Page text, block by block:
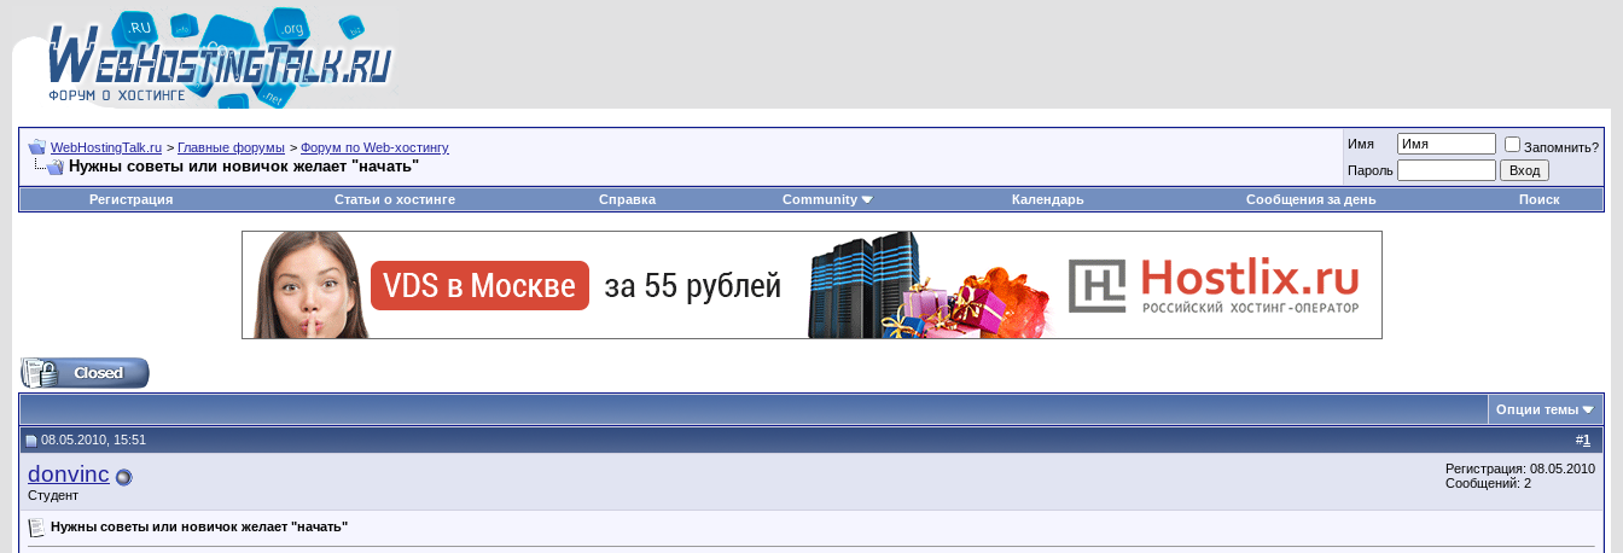
WebHostingTalk.ru > Главные форумы > Форум по Web-хостингу
Нужны советы или новичок желает "начать"
Имя
Запомнить?
Пароль
Регистрация
Статьи о хостинге Справка Community Календарь Сообщения за день Поиск
Опции темы
#1
08.05.2010, 15:51
donvinc
Студент
Регистрация: 08.05.2010
Сообщений: 2
Нужны советы или новичок желает "начать"